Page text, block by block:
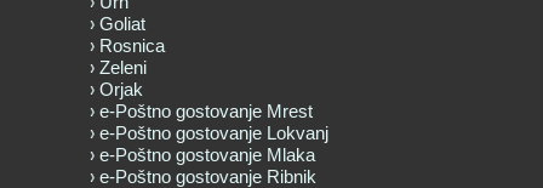
Goliat
Rosnica
Zeleni
Orjak
e-Poštno gostovanje Mrest
e-Poštno gostovanje Lokvanj
e-Poštno gostovanje Mlaka
e-Poštno gostovanje Ribnik